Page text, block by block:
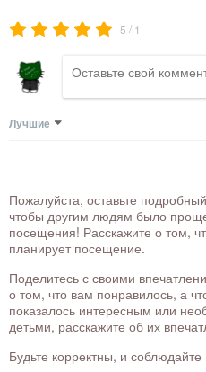
5 / 1
Лучшие
Пожалуйста, оставьте
чтобы другим людям было
посещения! Расскажите о том,
планирует посещение.
Поделитесь с своими
о том, что вам понравилось, а
показалось интересным или
детьми, расскажите об их
Будьте корректны, и